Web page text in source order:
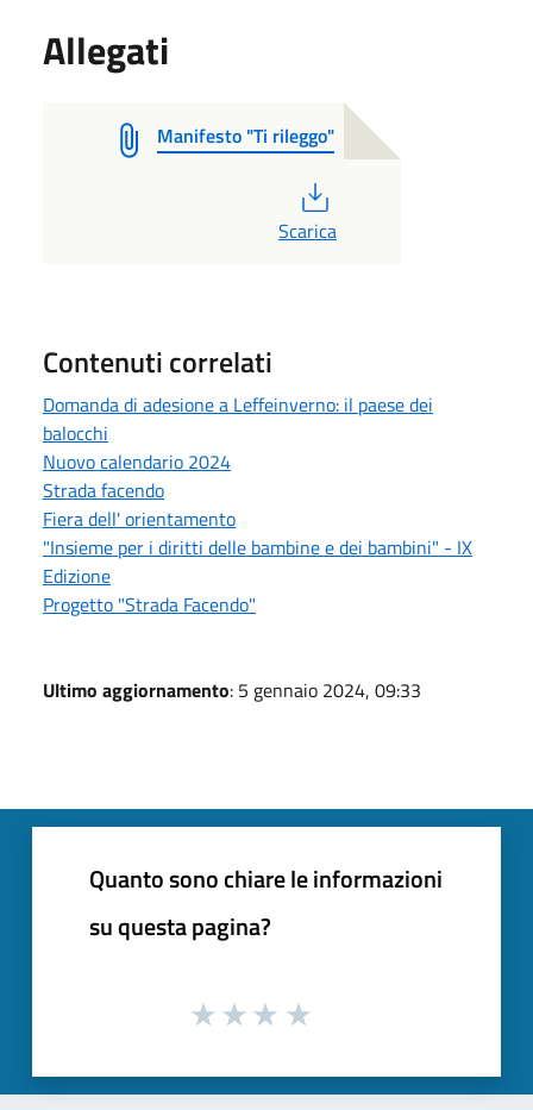
Allegati
Manifesto "Ti rileggo"
Scarica
Contenuti correlati
Domanda di adesione a Leffeinverno: il paese dei
balocchi
Nuovo calendario 2024
Strada facendo
Fiera dell' orientamento
"Insieme per i diritti delle bambine e dei bambini" - IX
Edizione
Progetto "Strada Facendo"
Ultimo aggiornamento: 5 gennaio 2024, 09:33
Quanto sono chiare le informazioni
su questa pagina?